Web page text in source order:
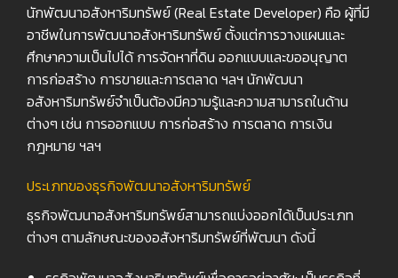
นักพัฒนาอสังหาริมทรัพย์ (Real Estate Developer) คือ ผู้ที่มี
อาชีพในการพัฒนาอสังหาริมทรัพย์ ตั้งแต่การวางแผนและ
ศึกษาความเป็นไปได้ การจัดหาที่ดิน ออกแบบและขออนุญาต
การก่อสร้าง การขายและการตลาด ฯลฯ นักพัฒนา
อสังหาริมทรัพย์จำเป็นต้องมีความรู้และความสามารถในด้าน
ต่างๆ เช่น การออกแบบ การก่อสร้าง การตลาด การเงิน
กฎหมาย ฯลฯ
ประเภทของธุรกิจพัฒนาอสังหาริมทรัพย์
ธุรกิจพัฒนาอสังหาริมทรัพย์สามารถแบ่งออกได้เป็นประเภท
ต่างๆ ตามลักษณะของอสังหาริมทรัพย์ที่พัฒนา ดังนี้